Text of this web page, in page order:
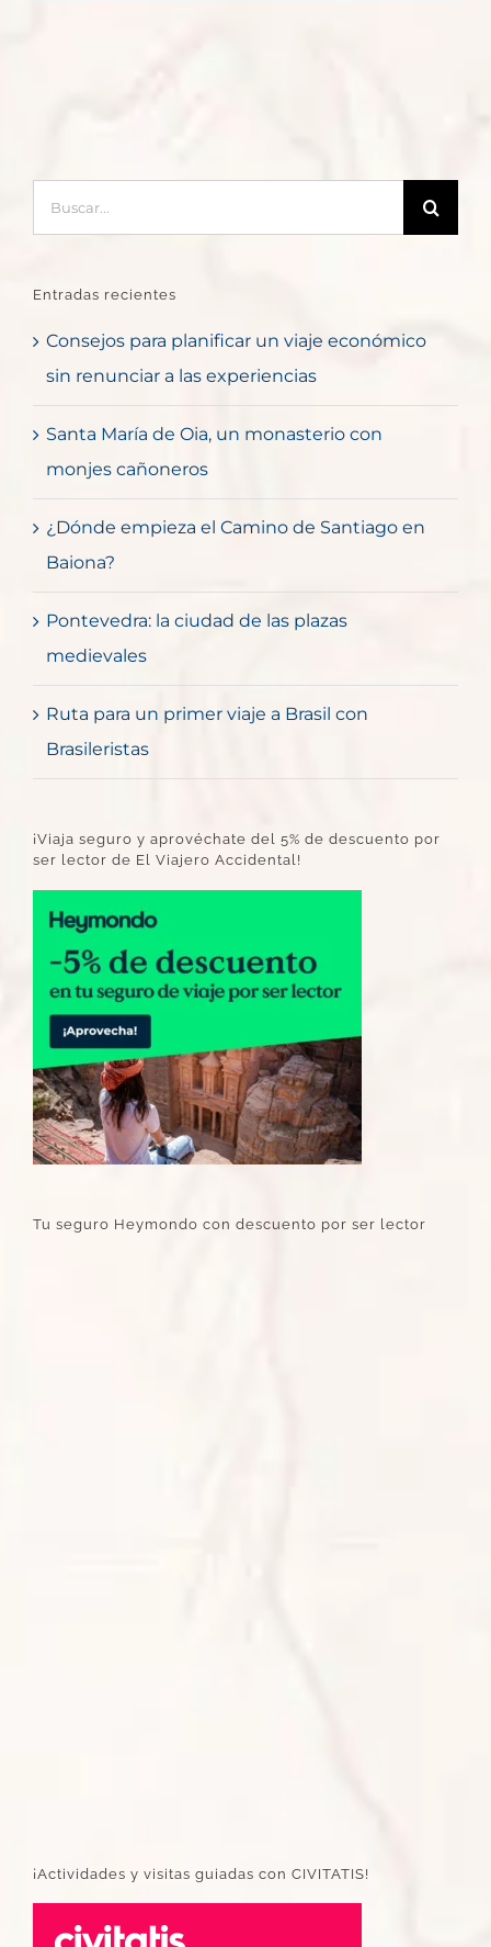
Entradas recientes
Consejos para planificar un viaje económico
sin renunciar a las experiencias
Santa María de Oia, un monasterio con
monjes cañoneros
¿Dónde empieza el Camino de Santiago en
Baiona?
Pontevedra: la ciudad de las plazas
medievales
Ruta para un primer viaje a Brasil con
Brasileristas
¡Viaja seguro y aprovéchate del 5% de descuento por
ser lector de El Viajero Accidental!
Tu seguro Heymondo con descuento por ser lector
¡Actividades y visitas guiadas con CIVITATIS!